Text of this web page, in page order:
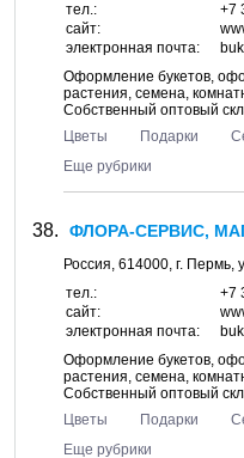
тел.:
+7
сайт:
электронная почта:
Оформление букетов,
растения, семена,
Собственный оптовый
Цветы
Подарки
Еще рубрики
ФЛОРА-СЕРВИС,
Россия, 614000, г. Пермь,
тел.:
+7
сайт:
электронная почта:
Оформление букетов,
растения, семена,
Собственный оптовый
Цветы
Подарки
Еще рубрики